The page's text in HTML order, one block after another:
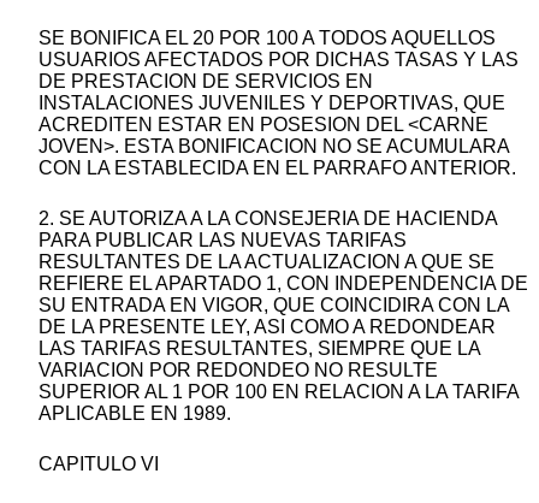
SE BONIFICA EL 20 POR 100 A TODOS AQUELLOS
USUARIOS AFECTADOS POR DICHAS TASAS Y LAS
DE PRESTACION DE SERVICIOS EN
INSTALACIONES JUVENILES Y DEPORTIVAS, QUE
ACREDITEN ESTAR EN POSESION DEL <CARNE
JOVEN>. ESTA BONIFICACION NO SE ACUMULARA
CON LA ESTABLECIDA EN EL PARRAFO ANTERIOR.
2. SE AUTORIZA A LA CONSEJERIA DE HACIENDA
PARA PUBLICAR LAS NUEVAS TARIFAS
RESULTANTES DE LA ACTUALIZACION A QUE SE
REFIERE EL APARTADO 1, CON INDEPENDENCIA DE
SU ENTRADA EN VIGOR, QUE COINCIDIRA CON LA
DE LA PRESENTE LEY, ASI COMO A REDONDEAR
LAS TARIFAS RESULTANTES, SIEMPRE QUE LA
VARIACION POR REDONDEO NO RESULTE
SUPERIOR AL 1 POR 100 EN RELACION A LA TARIFA
APLICABLE EN 1989.
CAPITULO VI